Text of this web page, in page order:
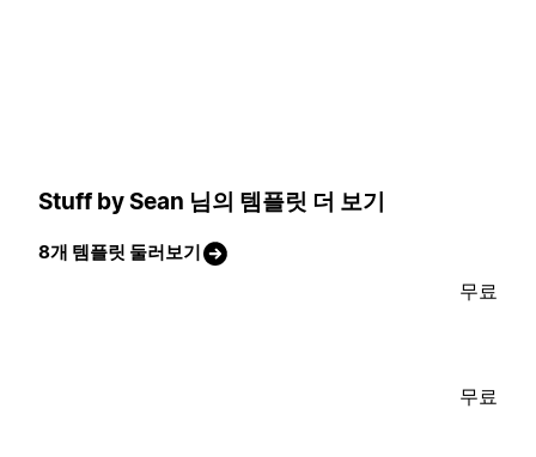
Stuff by Sean 님의 템플릿 더 보기
8개 템플릿 둘러보기
무료
무료